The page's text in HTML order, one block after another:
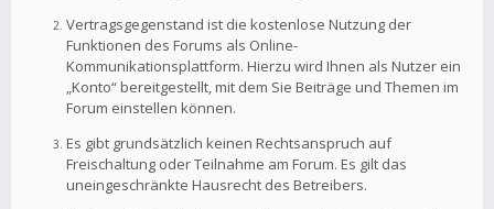
Vertragsgegenstand ist die kostenlose Nutzung der
Funktionen des Forums als Online-
Kommunikationsplattform. Hierzu wird Ihnen als Nutzer ein
„Konto“ bereitgestellt, mit dem Sie Beiträge und Themen im
Forum einstellen können.
Es gibt grundsätzlich keinen Rechtsanspruch auf
Freischaltung oder Teilnahme am Forum. Es gilt das
uneingeschränkte Hausrecht des Betreibers.